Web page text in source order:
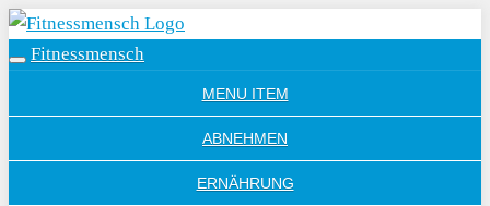
Skip
to
content
Toggle
Fitnessmensch
MENU ITEM
ABNEHMEN
ERNÄHRUNG